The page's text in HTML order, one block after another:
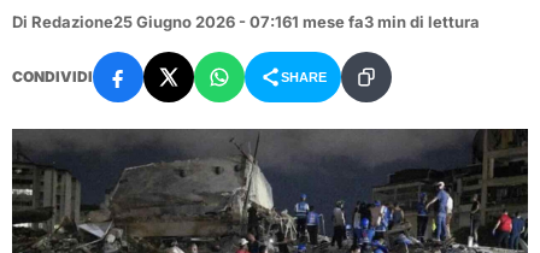
Di Redazione25 Giugno 2026 - 07:161 mese fa3 min di lettura
CONDIVIDI SHARE